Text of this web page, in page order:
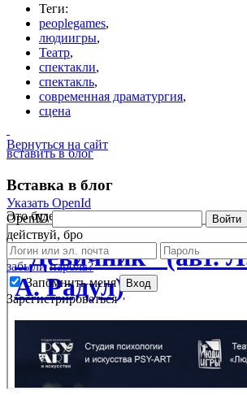
Вернуться на сайт
Указать OpenId
OpenID
Войти
действуй, бро
забыли пароль?
Запомнить меня
Вход
Зарегистрироваться
Теги:
peoplegames,
людиигры,
Театр,
спектакли,
спектакль,
современная драматургия,
сцена
вставить в блог
Вставка в блог
Это будет выглядеть так: